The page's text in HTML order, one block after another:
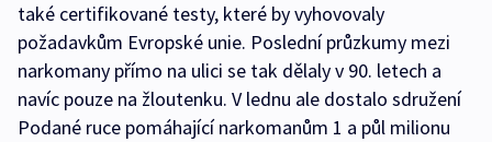
také certifikované testy, které by vyhovovaly
požadavkům Evropské unie. Poslední průzkumy mezi
narkomany přímo na ulici se tak dělaly v 90. letech a
navíc pouze na žloutenku. V lednu ale dostalo sdružení
Podané ruce pomáhající narkomanům 1 a půl milionu